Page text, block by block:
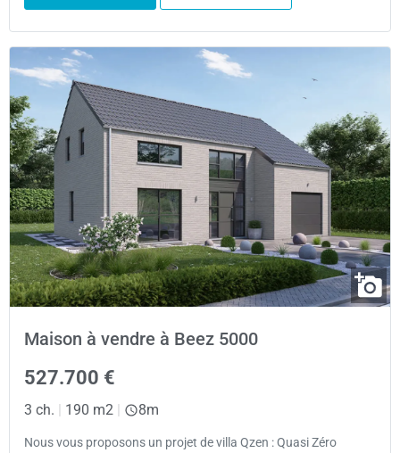
Maison à vendre à Beez 5000
527.700 €
3 ch. | 190 m2 | 8m
Nous vous proposons un projet de villa Qzen : Quasi Zéro